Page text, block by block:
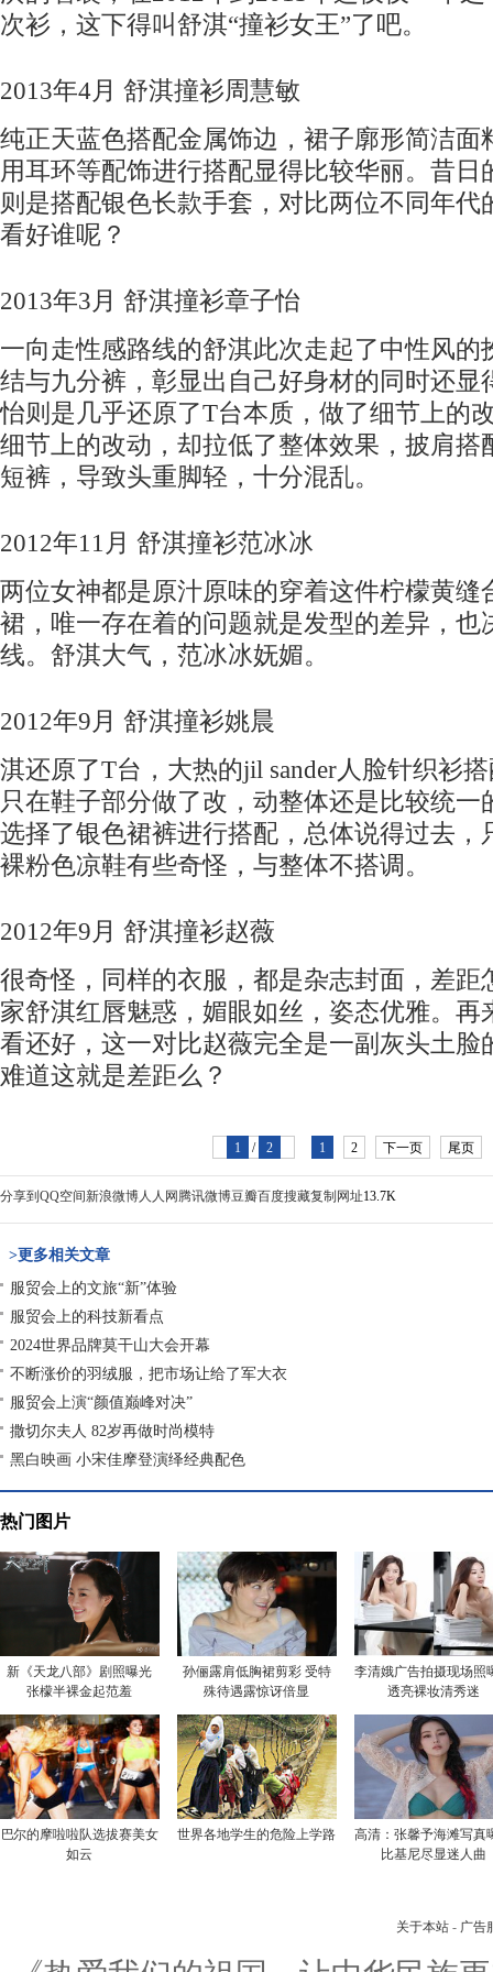
次衫，这下得叫舒淇“撞衫女王”了吧。
2013年4月 舒淇撞衫周慧敏
纯正天蓝色搭配金属饰边，裙子廓形简洁面
用耳环等配饰进行搭配显得比较华丽。昔日
则是搭配银色长款手套，对比两位不同年代
看好谁呢？
2013年3月 舒淇撞衫章子怡
一向走性感路线的舒淇此次走起了中性风的
结与九分裤，彰显出自己好身材的同时还显
怡则是几乎还原了T台本质，做了细节上的
细节上的改动，却拉低了整体效果，披肩搭
短裤，导致头重脚轻，十分混乱。
2012年11月 舒淇撞衫范冰冰
两位女神都是原汁原味的穿着这件柠檬黄缝
裙，唯一存在着的问题就是发型的差异，也
线。舒淇大气，范冰冰妩媚。
2012年9月 舒淇撞衫姚晨
淇还原了T台，大热的jil sander人脸针织衫
只在鞋子部分做了改，动整体还是比较统一
选择了银色裙裤进行搭配，总体说得过去，
裸粉色凉鞋有些奇怪，与整体不搭调。
2012年9月 舒淇撞衫赵薇
很奇怪，同样的衣服，都是杂志封面，差距
家舒淇红唇魅惑，媚眼如丝，姿态优雅。再
看还好，这一对比赵薇完全是一副灰头土脸
难道这就是差距么？
1 / 2 1 2 下一页 尾页
分享到 QQ空间新浪微博人人网 腾讯微博豆瓣百度搜藏复制网址13.7K
>更多相关文章
服贸会上的文旅“新”体验
服贸会上的科技新看点
2024世界品牌莫干山大会开幕
不断涨价的羽绒服，把市场让给了军大衣
服贸会上演“颜值巅峰对决”
撒切尔夫人 82岁再做时尚模特
黑白映画 小宋佳摩登演绎经典配色
热门图片
新《天龙八部》剧照曝光
张檬半裸金起范羞
孙俪露肩低胸裙剪彩 受特
殊待遇露惊讶倍显
李清娥广告拍摄现场照
透亮裸妆清秀迷
巴尔的摩啦啦队选拔赛美女
如云
世界各地学生的危险上学路
高清：张馨予海滩写真
比基尼尽显迷人曲
关于本站 - 广告